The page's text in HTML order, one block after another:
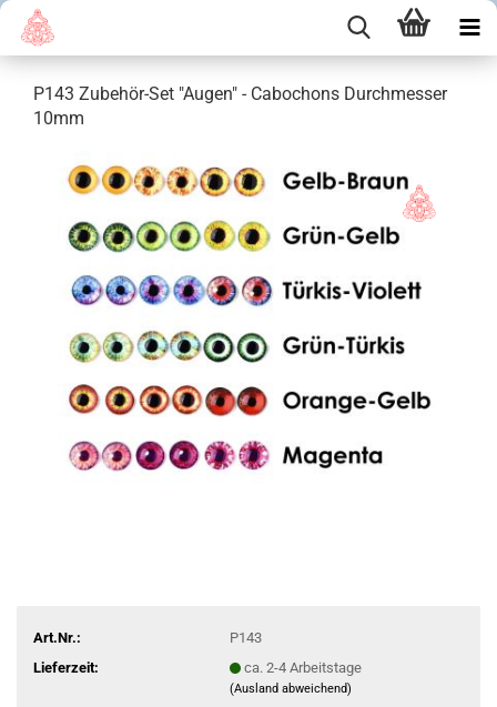
P143 Zubehör-Set "Augen" - Cabochons Durchmesser
10mm
Art.Nr.:
P143
Lieferzeit:
ca. 2-4 Arbeitstage
(Ausland abweichend)